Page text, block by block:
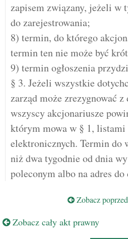
zapisem związany, jeżeli w
do zarejestrowania;
8) termin, do którego
termin ten nie może być
9) termin ogłoszenia
§ 3. Jeżeli wszystkie
zarząd może zrezygnować
wszyscy akcjonariusze
którym mowa w § 1, listami
elektronicznych. Termin do
niż dwa tygodnie od dnia
poleconym albo na adres
Zobacz
Zobacz cały akt prawny